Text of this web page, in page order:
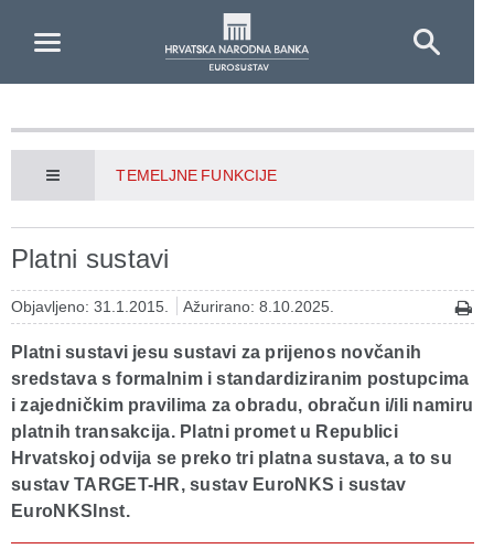
TEMELJNE FUNKCIJE
Platni sustavi
Objavljeno: 31.1.2015. Ažurirano: 8.10.2025.
Platni sustavi jesu sustavi za prijenos novčanih
sredstava s formalnim i standardiziranim postupcima
i zajedničkim pravilima za obradu, obračun i/ili namiru
platnih transakcija. Platni promet u Republici
Hrvatskoj odvija se preko tri platna sustava, a to su
sustav TARGET-HR, sustav EuroNKS i sustav
EuroNKSInst.